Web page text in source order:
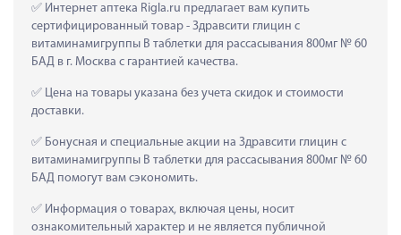
Интернет аптека Rigla.ru предлагает вам купить
сертифицированный товар - Здравсити глицин с
витаминамигруппы В таблетки для рассасывания 800мг № 60
БАД в г. Москва с гарантией качества.
Цена на товары указана без учета скидок и стоимости
доставки.
Бонусная и специальные акции на Здравсити глицин с
витаминамигруппы В таблетки для рассасывания 800мг № 60
БАД помогут вам сэкономить.
Информация о товарах, включая цены, носит
ознакомительный характер и не является публичной